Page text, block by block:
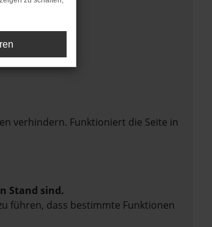
verhindern. Funktioniert die Seite in
Stand sind.
führen, dass bestimmte Funktionen